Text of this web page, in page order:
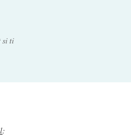
si ti
: